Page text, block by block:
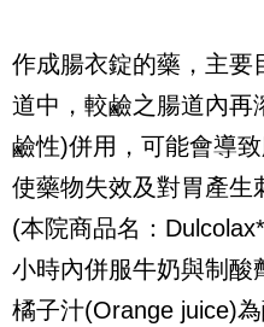
作成腸衣錠的藥，主要
道中，較鹼之腸道內再
鹼性)併用，可能會導
使藥物失效及對胃產生
(本院商品名：
小時內併服牛奶與制酸
橘子汁(Orange juice)